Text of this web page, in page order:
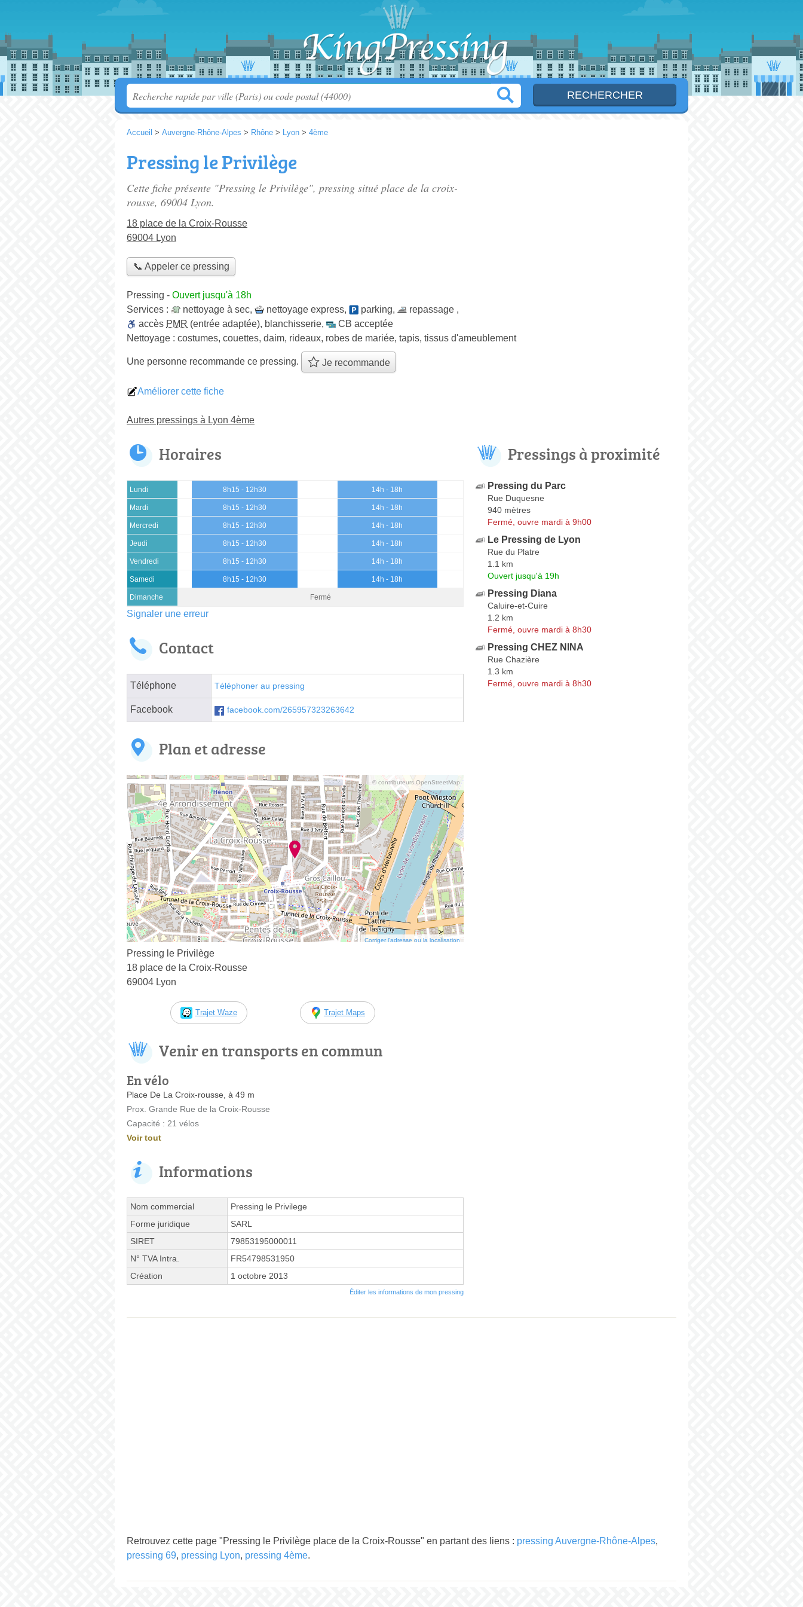
Accueil > Auvergne-Rhône-Alpes > Rhône > Lyon > 4ème
Pressing le Privilège
Cette fiche présente "Pressing le Privilège", pressing situé place de la croix-
rousse, 69004 Lyon.
18 place de la Croix-Rousse
69004 Lyon
📞 Appeler ce pressing
Pressing - Ouvert jusqu'à 18h
Services :
nettoyage à sec, nettoyage express, parking, repassage ,
accès PMR (entrée adaptée), blanchisserie,
CB acceptée
Nettoyage : costumes, couettes, daim, rideaux, robes de mariée, tapis, tissus d'ameublement
Une personne recommande ce pressing. Je recommande
Améliorer cette fiche
Autres pressings à Lyon 4ème
Horaires
Lundi 8h15 - 12h30 14h - 18h
Mardi 8h15 - 12h30 14h - 18h
Mercredi 8h15 - 12h30 14h - 18h
Jeudi 8h15 - 12h30 14h - 18h
Vendredi 8h15 - 12h30 14h - 18h
Samedi 8h15 - 12h30 14h - 18h
Dimanche Fermé
Signaler une erreur
Contact
Téléphone Téléphoner au pressing
Facebook facebook.com/265957323263642
Plan et adresse
© contributeurs OpenStreetMap
Corriger l’adresse ou la localisation
Pressing le Privilège
18 place de la Croix-Rousse
69004 Lyon
Trajet Waze Trajet Maps
Venir en transports en commun
En vélo
Place De La Croix-rousse, à 49 m
Prox. Grande Rue de la Croix-Rousse
Capacité : 21 vélos
Voir tout
Informations
Nom commercial
Pressing le Privilege
Forme juridique
SARL
SIRET
79853195000011
N° TVA Intra.
FR54798531950
Création
1 octobre 2013
Éditer les informations de mon pressing
Pressings à proximité
Pressing du Parc
Rue Duquesne
940 mètres
Fermé, ouvre mardi à 9h00
Le Pressing de Lyon
Rue du Platre
1.1 km
Ouvert jusqu'à 19h
Pressing Diana
Caluire-et-Cuire
1.2 km
Fermé, ouvre mardi à 8h30
Pressing CHEZ NINA
Rue Chazière
1.3 km
Fermé, ouvre mardi à 8h30
Retrouvez cette page "Pressing le Privilège place de la Croix-Rousse" en partant des liens : pressing Auvergne-Rhône-Alpes,
pressing 69, pressing Lyon, pressing 4ème.